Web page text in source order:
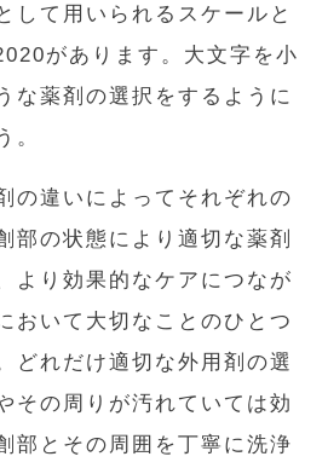
して用いられるスケールと
があります。大文字を小
な薬剤の選択をするように
。
の違いによってそれぞれの
部の状態により適切な薬剤
より効果的なケアにつなが
おいて大切なことのひとつ
どれだけ適切な外用剤の選
その周りが汚れていては効
部とその周囲を丁寧に洗浄